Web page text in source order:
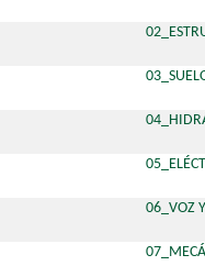
06_VOZ